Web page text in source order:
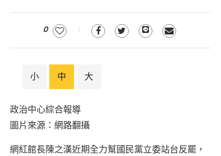
0
小 中 大
政治中心綜合報導
圖片來源：網路翻攝
網紅館長陳之漢近期全力幫國民黨立委站台反罷，